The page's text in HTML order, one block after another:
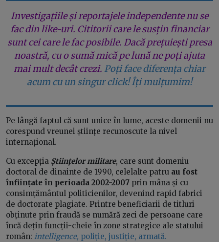
Investigațiile și reportajele independente nu se
fac din like-uri. Cititorii care le susțin financiar
sunt cei care le fac posibile. Dacă prețuiești presa
noastră, cu o sumă mică pe lună ne poți ajuta
mai mult decât crezi. Poți face diferența chiar
acum cu un singur click! Îți mulțumim!
Pe lângă faptul că sunt unice în lume, aceste domenii nu
corespund vreunei științe recunoscute la nivel
internațional.
Cu excepția Științelor militare, care sunt domeniu
doctoral de dinainte de 1990, celelalte patru au fost
înființate în perioada 2002-2007 prin mâna și cu
consimțământul politicienilor, devenind rapid fabrici
de doctorate plagiate. Printre beneficiarii de titluri
obținute prin fraudă se numără zeci de persoane care
încă dețin funcții-cheie în zone strategice ale statului
român: intelligence, poliție, justiție, armată.